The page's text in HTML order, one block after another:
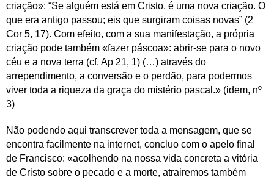
criação»: “Se alguém está em Cristo, é uma nova criação. O
que era antigo passou; eis que surgiram coisas novas” (2
Cor 5, 17). Com efeito, com a sua manifestação, a própria
criação pode também «fazer páscoa»: abrir-se para o novo
céu e a nova terra (cf. Ap 21, 1) (…) através do
arrependimento, a conversão e o perdão, para podermos
viver toda a riqueza da graça do mistério pascal.» (idem, nº
3)
Não podendo aqui transcrever toda a mensagem, que se
encontra facilmente na internet, concluo com o apelo final
de Francisco: «acolhendo na nossa vida concreta a vitória
de Cristo sobre o pecado e a morte, atrairemos também